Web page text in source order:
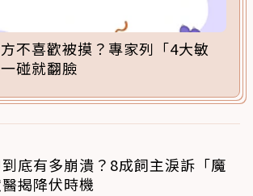
不喜歡被摸？專家列「4大敏
碰就翻臉
底有多崩潰？8成飼主淚訴「魔
揭降伏時機